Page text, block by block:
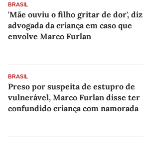
BRASIL
'Mãe ouviu o filho gritar de dor', diz
advogada da criança em caso que
envolve Marco Furlan
BRASIL
Preso por suspeita de estupro de
vulnerável, Marco Furlan disse ter
confundido criança com namorada